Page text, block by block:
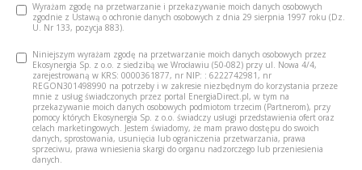
Wyrażam zgodę na przetwarzanie i przekazywanie moich danych osobowych
zgodnie z Ustawą o ochronie danych osobowych z dnia 29 sierpnia 1997 roku (Dz.
U. Nr 133, pozycja 883).
Niniejszym wyrażam zgodę na przetwarzanie moich danych osobowych przez
Ekosynergia Sp. z o.o. z siedzibą we Wrocławiu (50-082) przy ul. Nowa 4/4,
zarejestrowaną w KRS: 0000361877, nr NIP: : 6222742981, nr
REGON301498990 na potrzeby i w zakresie niezbędnym do korzystania przeze
mnie z usług świadczonych przez portal EnergiaDirect.pl, w tym na
przekazywanie moich danych osobowych podmiotom trzecim (Partnerom), przy
pomocy których Ekosynergia Sp. z o.o. świadczy usługi przedstawienia ofert oraz
celach marketingowych. Jestem świadomy, że mam prawo dostępu do swoich
danych, sprostowania, usunięcia lub ograniczenia przetwarzania, prawa
sprzeciwu, prawa wniesienia skargi do organu nadzorczego lub przeniesienia
danych.